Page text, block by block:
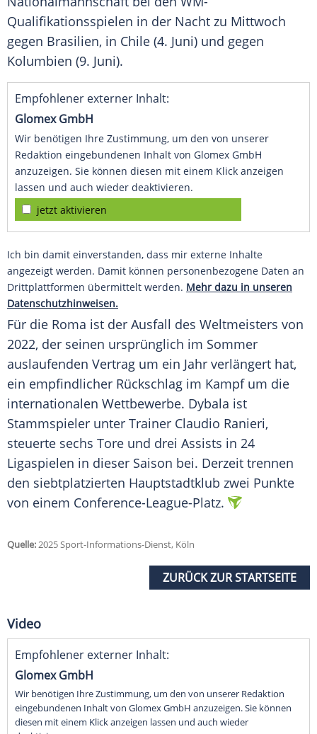
Qualifikationsspielen in der Nacht zu Mittwoch
gegen Brasilien, in Chile (4. Juni) und gegen
Kolumbien (9. Juni).
Empfohlener externer Inhalt:
Glomex GmbH
Wir benötigen Ihre Zustimmung, um den von unserer
Redaktion eingebundenen Inhalt von Glomex GmbH
anzuzeigen. Sie können diesen mit einem Klick anzeigen
lassen und auch wieder deaktivieren.
jetzt aktivieren
Ich bin damit einverstanden, dass mir externe Inhalte
angezeigt werden. Damit können personenbezogene Daten an
Drittplattformen übermittelt werden. Mehr dazu in unseren
Datenschutzhinweisen.
Für die Roma ist der Ausfall des Weltmeisters von
2022, der seinen ursprünglich im Sommer
auslaufenden Vertrag um ein Jahr verlängert hat,
ein empfindlicher Rückschlag im Kampf um die
internationalen Wettbewerbe. Dybala ist
Stammspieler unter Trainer Claudio Ranieri,
steuerte sechs Tore und drei Assists in 24
Ligaspielen in dieser Saison bei. Derzeit trennen
den siebtplatzierten Hauptstadtklub zwei Punkte
von einem Conference-League-Platz.
Quelle:2025 Sport-Informations-Dienst, Köln
ZURÜCK ZUR STARTSEITE
Video
Empfohlener externer Inhalt:
Glomex GmbH
Wir benötigen Ihre Zustimmung, um den von unserer Redaktion
eingebundenen Inhalt von Glomex GmbH anzuzeigen. Sie können
diesen mit einem Klick anzeigen lassen und auch wieder